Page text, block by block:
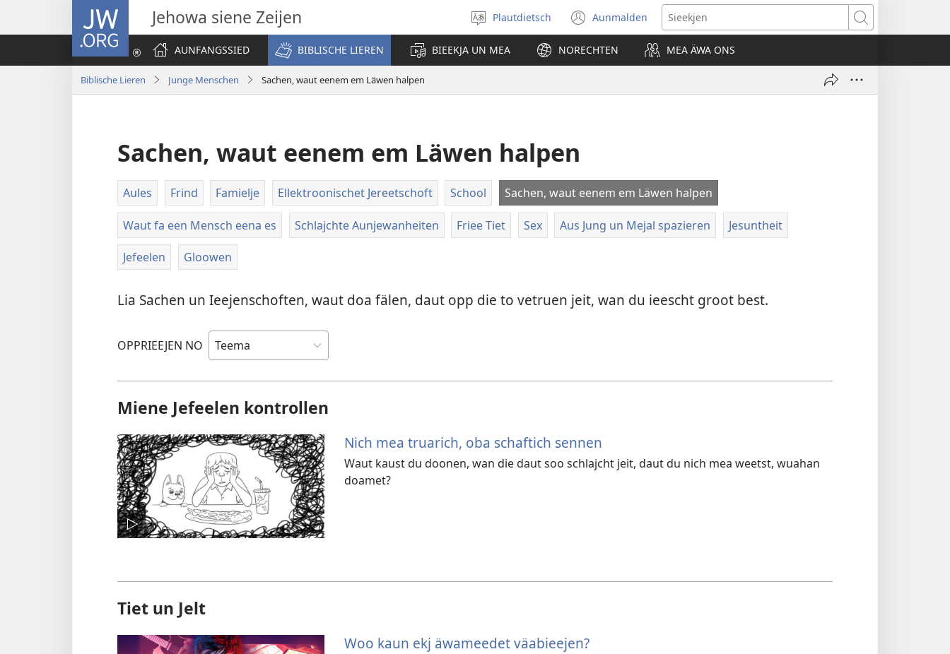
JW.ORG Jehowa siene Zeijen
Wäl
eene
Sproak
ut
Plautdietsch Aunmalden
(opens
new
window)
Sieekjen
AUNFANGSSIED
BIBLISCHE LIEREN BIEEKJA UN MEA NORECHTEN MEA ÄWA ONS
Biblische Lieren Junge Menschen Sachen, waut eenem em Läwen halpen
Sachen, waut eenem em Läwen halpen
Aules Frind Famielje Ellektroonischet Jereetschoft School Sachen, waut eenem em Läwen halpen
Waut fa een Mensch eena es Schlajchte Aunjewanheiten Friee Tiet Sex Aus Jung un Mejal spazieren Jesuntheit
Jefeelen Gloowen
Lia Sachen un Ieejenschoften, waut doa fälen, daut opp die to vetruen jeit, wan du ieescht groot best.
OPPRIEEJEN NO
Miene Jefeelen kontrollen
Nich mea truarich, oba schaftich sennen
Waut kaust du doonen, wan die daut soo schlajcht jeit, daut du nich mea weetst, wuahan
doamet?
Tiet un Jelt
Woo kaun ekj äwameedet väabieejen?